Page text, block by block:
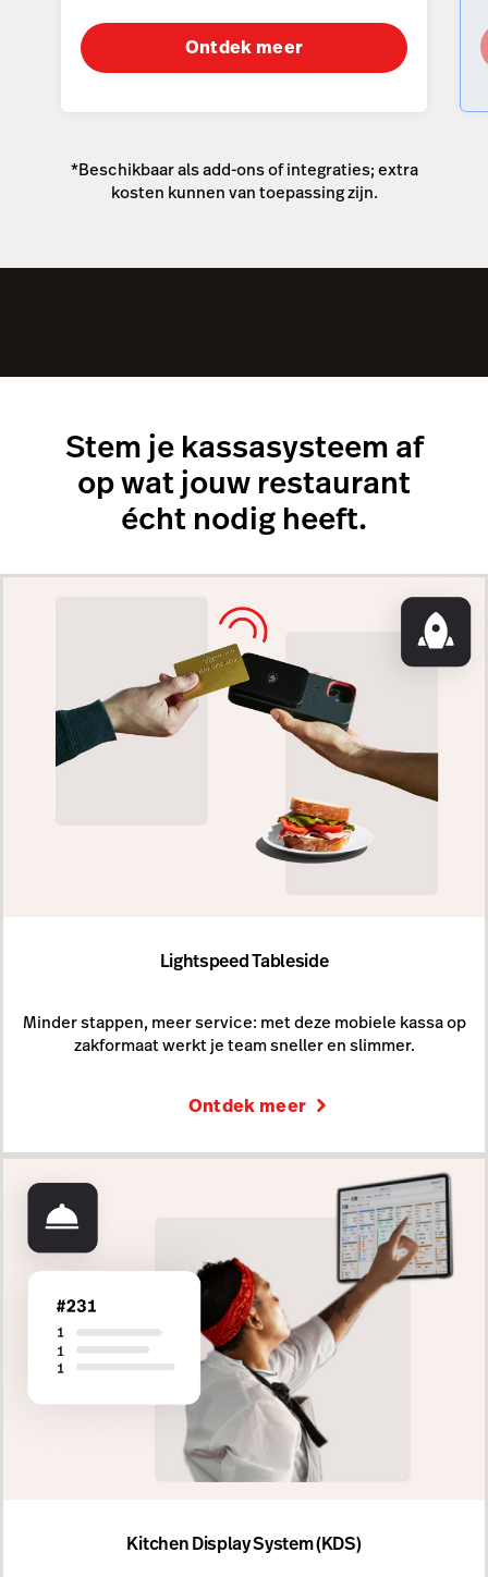
Ontdek meer
*Beschikbaar als add-ons of integraties; extra
kosten kunnen van toepassing zijn.
Stem je kassasysteem af
op wat jouw restaurant
écht nodig heeft.
Lightspeed Tableside
Minder stappen, meer service: met deze mobiele kassa op
zakformaat werkt je team sneller en slimmer.
Ontdek meer
Kitchen Display System (KDS)